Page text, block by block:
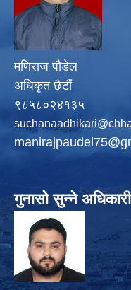
मणिराज पौडेल
अधिकृत छैटौं
९८५८०२४१३५
गुनासो सुन्ने अधिकारी